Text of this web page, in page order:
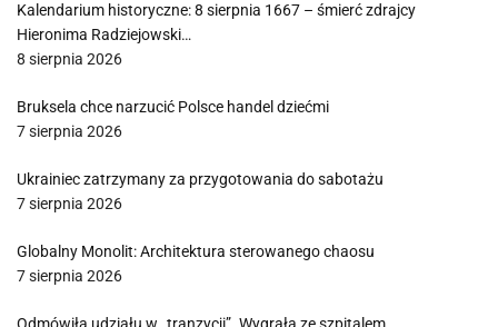
Kalendarium historyczne: 8 sierpnia 1667 – śmierć zdrajcy
Hieronima Radziejowski…
8 sierpnia 2026
Bruksela chce narzucić Polsce handel dziećmi
7 sierpnia 2026
Ukrainiec zatrzymany za przygotowania do sabotażu
7 sierpnia 2026
Globalny Monolit: Architektura sterowanego chaosu
7 sierpnia 2026